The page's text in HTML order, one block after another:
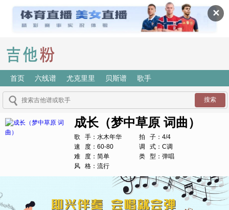
✕
首页 六线谱 尤克里里 贝斯谱 歌手
成长（梦中草原 词曲）
歌 手：水木年华
拍 子：4/4
速 度：60-80
调 式：C调
难 度：简单
类 型：弹唱
风 格：流行